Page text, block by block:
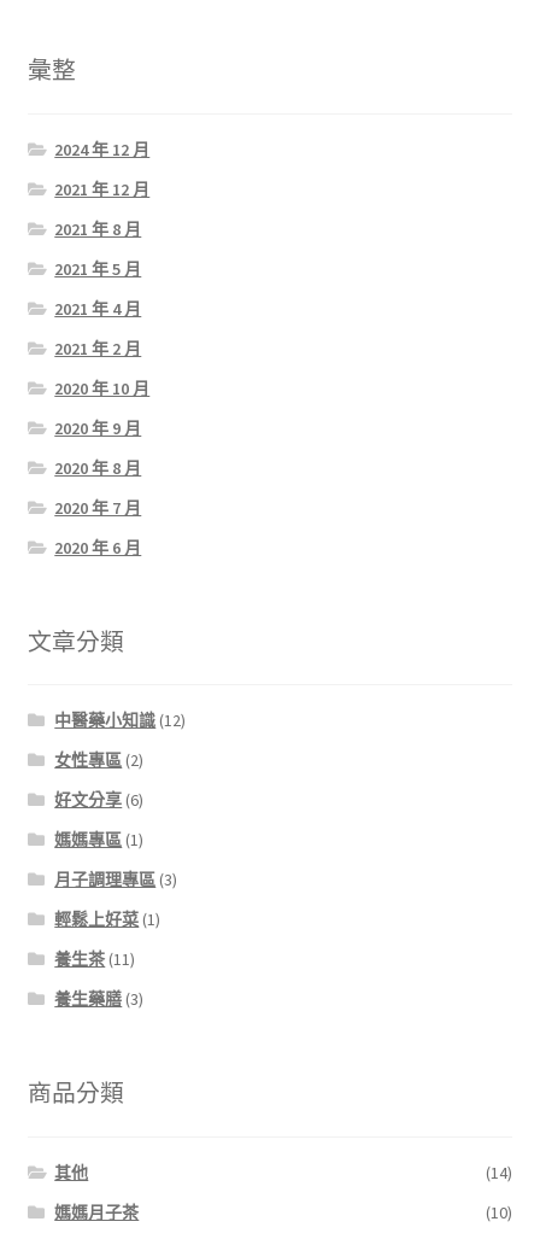
彙整
2024 年 12 月
2021 年 12 月
2021 年 8 月
2021 年 5 月
2021 年 4 月
2021 年 2 月
2020 年 10 月
2020 年 9 月
2020 年 8 月
2020 年 7 月
2020 年 6 月
文章分類
中醫藥小知識 (12)
女性專區 (2)
好文分享 (6)
媽媽專區 (1)
月子調理專區 (3)
輕鬆上好菜 (1)
養生茶 (11)
養生藥膳 (3)
商品分類
其他
(14)
媽媽月子茶
(10)